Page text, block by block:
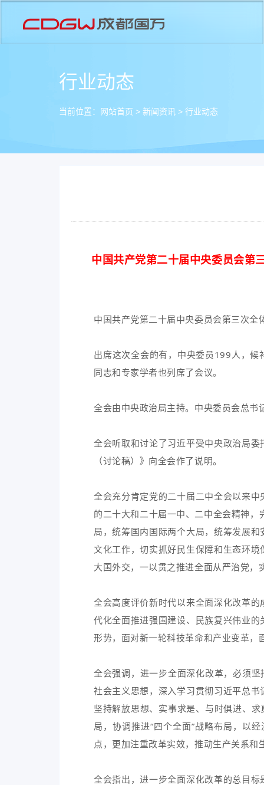
行业动态
当前位置： 网站首页 > 新闻资讯 > 行业动态
中国共产党第二十届中央委员会第
中国共产党第二十届中央委员会第三次
出席这次全会的有，中央委员199人，
同志和专家学者也列席了会议。
全会由中央政治局主持。中央委员会总书
全会听取和讨论了习近平受中央政治局
（讨论稿）》向全会作了说明。
全会充分肯定党的二十届二中全会以来
的二十大和二十届一中、二中全会精神，
局，统筹国内国际两个大局，统筹发展
文化工作，切实抓好民生保障和生态环
大国外交，一以贯之推进全面从严治党
全会高度评价新时代以来全面深化改革
代化全面推进强国建设、民族复兴伟业
形势，面对新一轮科技革命和产业变革
全会强调，进一步全面深化改革，必须
社会主义思想，深入学习贯彻习近平总
坚持解放思想、实事求是、与时俱进、
局，协调推进“四个全面”战略布局，以
点，更加注重改革实效，推动生产关系
全会指出，进一步全面深化改革的总目